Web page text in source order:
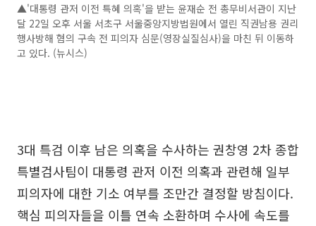
▲'대통령 관저 이전 특혜 의혹'을 받는 윤재순 전 총무비서관이 지난
달 22일 오후 서울 서초구 서울중앙지방법원에서 열린 직권남용 권리
행사방해 혐의 구속 전 피의자 심문(영장실질심사)을 마친 뒤 이동하
고 있다. (뉴시스)
3대 특검 이후 남은 의혹을 수사하는 권창영 2차 종합
특별검사팀이 대통령 관저 이전 의혹과 관련해 일부
피의자에 대한 기소 여부를 조만간 결정할 방침이다.
핵심 피의자들을 이틀 연속 소환하며 수사에 속도를